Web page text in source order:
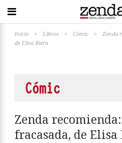
Inicio > Libros > Cómic >
Zenda
de Elisa Riera
Cómic
Zenda
fracasada, de Elisa